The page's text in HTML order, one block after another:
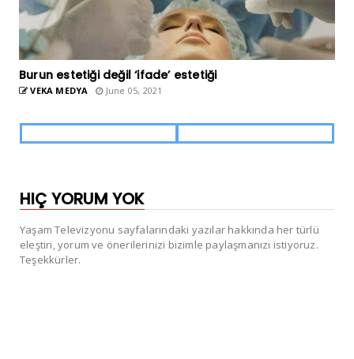
Burun estetiği değil ‘ifade’ estetiği
VEKA MEDYA June 05, 2021
HIÇ YORUM YOK
Yaşam Televizyonu sayfalarındaki yazılar hakkında her türlü
eleştiri, yorum ve önerilerinizi bizimle paylaşmanızı istiyoruz.
Teşekkürler.